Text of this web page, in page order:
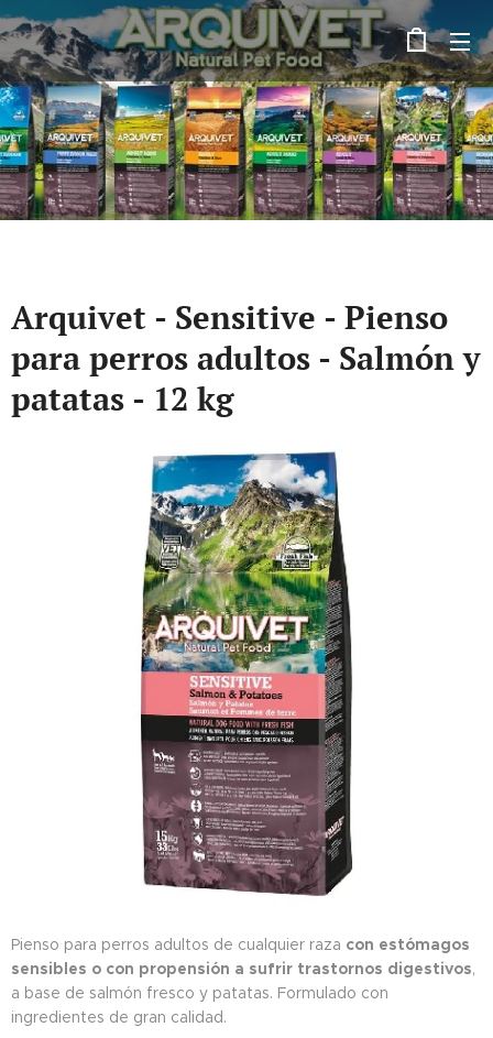
Arquivet - Sensitive - Pienso
para perros adultos - Salmón y
patatas - 12 kg
Pienso para perros adultos de cualquier raza con estómagos
sensibles o con propensión a sufrir trastornos digestivos,
a base de salmón fresco y patatas. Formulado con
ingredientes de gran calidad.